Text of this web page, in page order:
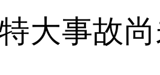
大事故